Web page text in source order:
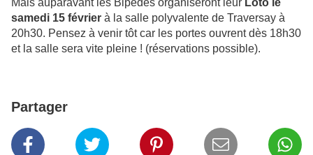
Mais auparavant les Bipèdes organiseront leur Loto le
samedi 15 février à la salle polyvalente de Traversay à
20h30. Pensez à venir tôt car les portes ouvrent dès 18h30
et la salle sera vite pleine ! (réservations possible).
Partager